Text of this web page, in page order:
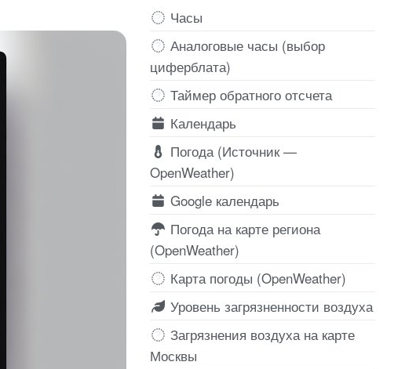
Часы
Аналоговые часы (выбор
циферблата)
Таймер обратного отсчета
Календарь
Погода (Источник —
OpenWeather)
Google календарь
Погода на карте региона
(OpenWeather)
Карта погоды (OpenWeather)
Уровень загрязненности воздуха
Загрязнения воздуха на карте
Москвы